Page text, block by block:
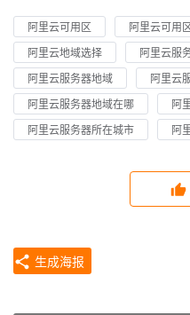
阿里云可用区 阿里云可用
阿里云地域选择
阿里云服
阿里云服务器地域
阿里云
阿里云服务器地域在哪
阿
阿里云服务器所在城市
阿
生成海报